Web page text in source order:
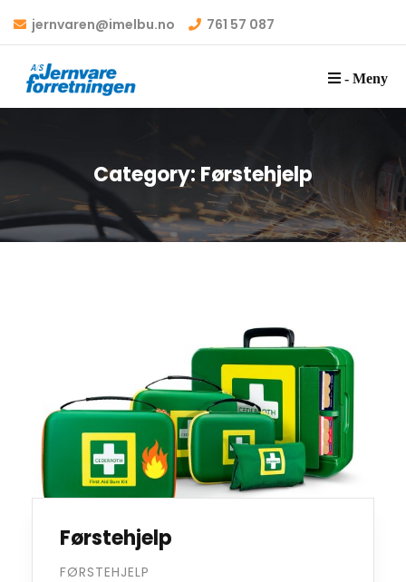
jernvaren@imelbu.no 761 57 087
- Meny
Category: Førstehjelp
Førstehjelp
FØRSTEHJELP